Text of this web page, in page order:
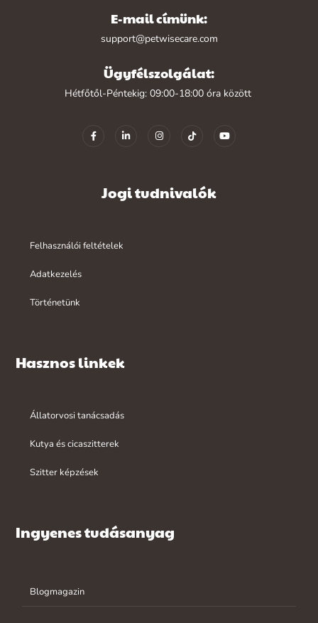
E-mail címünk:
support@petwisecare.com
Ügyfélszolgálat:
Hétfőtől-Péntekig: 09:00-18:00 óra között
Jogi tudnivalók
Felhasználói feltételek
Adatkezelés
Történetünk
Hasznos linkek
Állatorvosi tanácsadás
Kutya és cicaszitterek
Szitter képzések
Ingyenes tudásanyag
Blogmagazin